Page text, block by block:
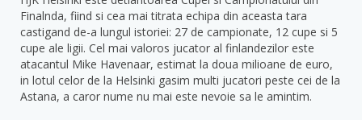
Finalnda, fiind si cea mai titrata echipa din aceasta tara
castigand de-a lungul istoriei: 27 de campionate, 12 cupe si 5
cupe ale ligii. Cel mai valoros jucator al finlandezilor este
atacantul Mike Havenaar, estimat la doua milioane de euro,
in lotul celor de la Helsinki gasim multi jucatori peste cei de la
Astana, a caror nume nu mai este nevoie sa le amintim.